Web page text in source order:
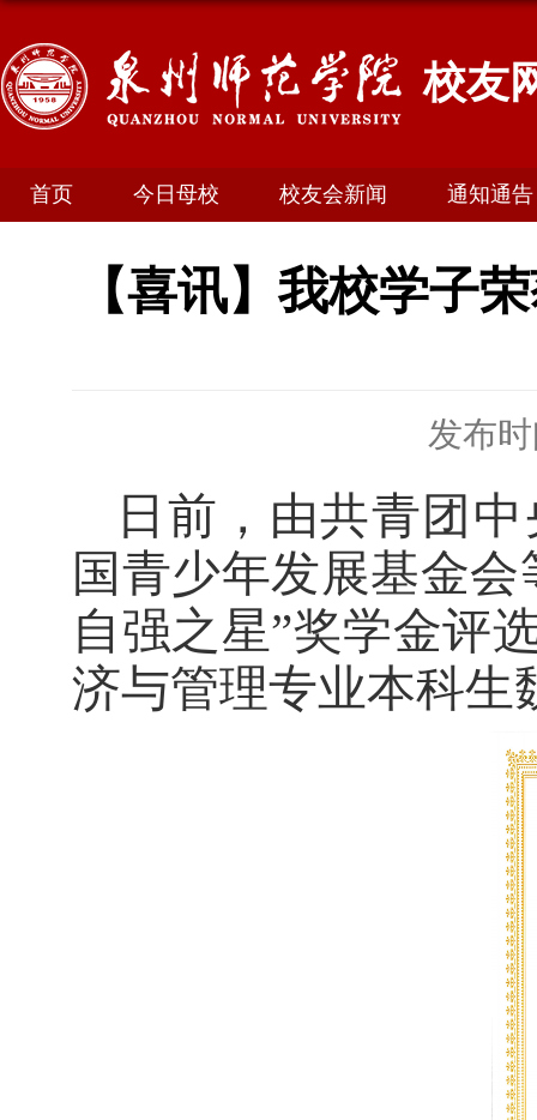
校友
首页 今日母校 校友会新闻 通知通告
【喜讯】我校学子
发布
日前，由共青团
国青少年发展基金
自强之星”奖学金评
济与管理专业本科生